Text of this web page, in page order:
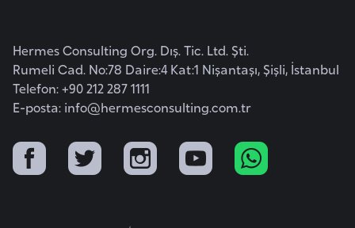
Hermes Consulting Org. Dış. Tic. Ltd. Şti.
Rumeli Cad. No:78 Daire:4 Kat:1 Nişantaşı, Şişli, İstanbul
Telefon: +90 212 287 1111
E-posta: info@hermesconsulting.com.tr
Ç
e
C
u